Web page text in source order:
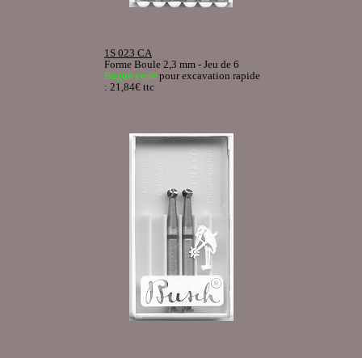
1S 023 CA
Forme Boule 2,3 mm - Jeu de 6
Bague verte pour excavation rapide
: 21,84€ ttc